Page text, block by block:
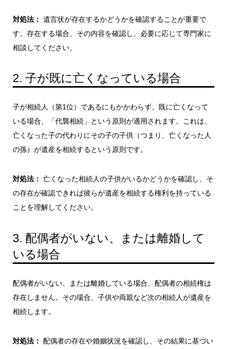
対処法： 遺言状が存在するかどうかを確認することが重要で
す。存在する場合、その内容を確認し、必要に応じて専門家に
相談してください。
2. 子が既に亡くなっている場合
子が相続人（第1位）であるにもかかわらず、既に亡くなって
いる場合、「代襲相続」という原則が適用されます。これは、
亡くなった子の代わりにその子の子供（つまり、亡くなった人
の孫）が遺産を相続するという原則です。
対処法： 亡くなった相続人の子供がいるかどうかを確認し、そ
の存在が確認できれば彼らが遺産を相続する権利を持っている
ことを理解してください。
3. 配偶者がいない、または離婚して
いる場合
配偶者がいない、または離婚している場合、配偶者の相続権は
存在しません。その場合、子供や両親など次の相続人が遺産を
相続します。
対処法： 配偶者の存在や婚姻状況を確認し、その結果に基づい